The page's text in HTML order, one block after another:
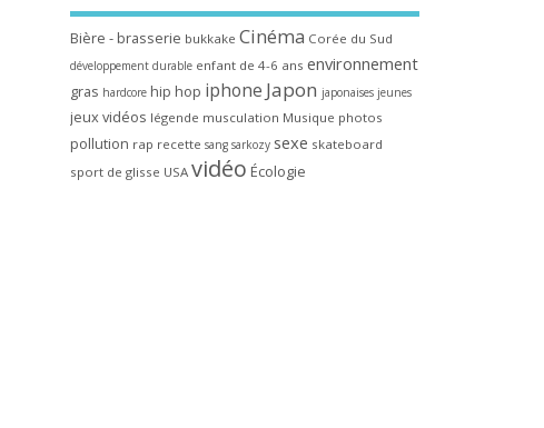
Bière - brasserie bukkake Cinéma Corée du Sud
développement durable enfant de 4-6 ans environnement
gras hardcore hip hop iphone Japon japonaises jeunes
jeux vidéos légende musculation Musique photos
pollution rap recette sang sarkozy sexe skateboard
sport de glisse USA vidéo Écologie